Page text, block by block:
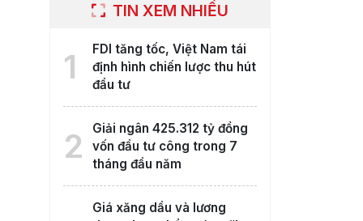
TIN XEM NHIỀU
1
FDI tăng tốc, Việt Nam tái
định hình chiến lược thu hút
đầu tư
2
Giải ngân 425.312 tỷ đồng
vốn đầu tư công trong 7
tháng đầu năm
Giá xăng dầu và lương